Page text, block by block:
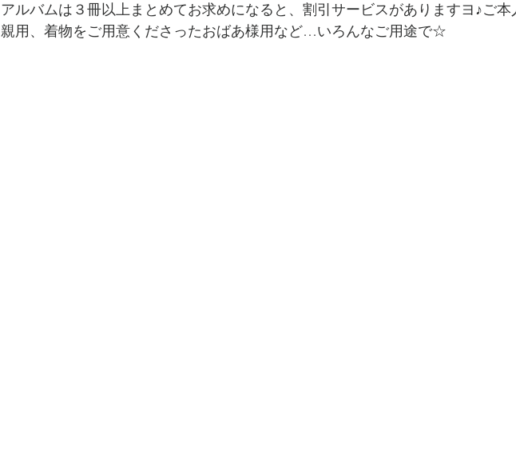
アルバムは３冊以上まとめてお求めになると、割引サービスがありますヨ♪ご本
親用、着物をご用意くださったおばあ様用など…いろんなご用途で☆